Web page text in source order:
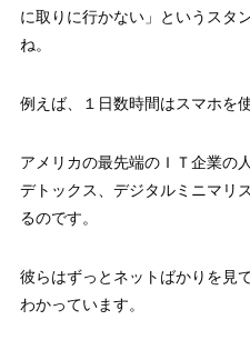
に取りに行かない」というスタ
ね。
例えば、１日数時間はスマホを
アメリカの最先端のＩＴ企業の
デトックス、デジタルミニマリ
るのです。
彼らはずっとネットばかりを見
わかっています。